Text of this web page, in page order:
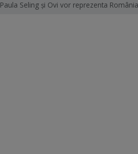
Paula Seling şi Ovi vor reprezenta